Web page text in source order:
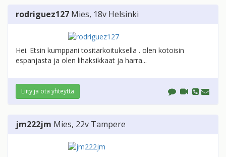
rodriguez127 Mies, 18v Helsinki
Hei. Etsin kumppani tositarkoituksella . olen kotoisin
espanjasta ja olen lihaksikkaat ja harra...
Liity ja ota yhteyttä
jm222jm Mies, 22v Tampere